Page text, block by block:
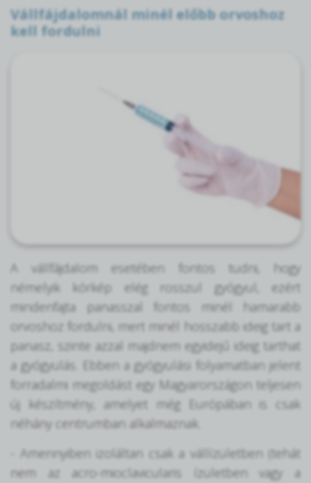
Vállfájdalomnál minél előbb orvoshoz
kell fordulni
A vállfájdalom esetében fontos tudni, hogy
némelyik kórkép elég rosszul gyógyul, ezért
mindenfajta panasszal fontos minél hamarabb
orvoshoz fordulni, mert minél hosszabb ideig tart a
panasz, szinte azzal majdnem egyidejű ideig tarthat
a gyógyulás. Ebben a gyógyulási folyamatban jelent
forradalmi megoldást egy Magyarországon teljesen
új készítmény, amelyet még Európában is csak
néhány centrumban alkalmaznak.
- Amennyiben izoláltan csak a vállízületben (tehát
nem az acro-mioclavicularis ízületben vagy a